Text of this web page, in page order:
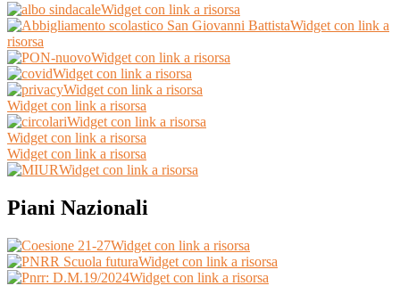
Widget con link a risorsa
Widget con link a
risorsa
Widget con link a risorsa
Widget con link a risorsa
Widget con link a risorsa
Widget con link a risorsa
Widget con link a risorsa
Widget con link a risorsa
Widget con link a risorsa
Widget con link a risorsa
Piani Nazionali
Widget con link a risorsa
Widget con link a risorsa
Widget con link a risorsa